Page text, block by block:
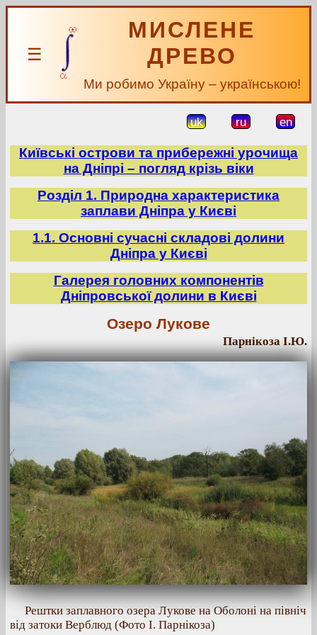
☰
МИСЛЕНЕ
ДРЕВО
Ми робимо Україну – українською!
uk ru en
Київські острови та прибережні урочища
на Дніпрі – погляд крізь віки
Розділ 1. Природна характеристика
заплави Дніпра у Києві
1.1. Основні сучасні складові долини
Дніпра у Києві
Галерея головних компонентів
Дніпровської долини в Києві
Озеро Лукове
Парнікоза І.Ю.
Рештки заплавного озера Лукове на Оболоні на північ
від затоки Верблюд (Фото І. Парнікоза)